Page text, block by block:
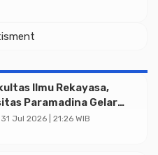
Ilmu Rekayasa,
Paramadina Gelar
Jul 2026 | 21:26 WIB